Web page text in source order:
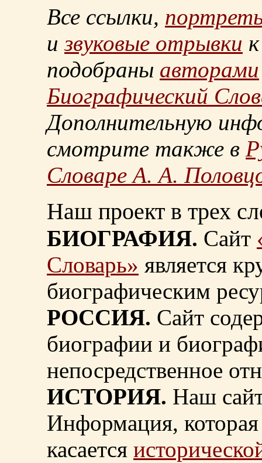
Все ссылки,
извуковые отрывки
подобраны авторами
Биографический
Дополнительную
смотрите также в
Словаре А. А.
Наш проект в трех
БИОГРАФИЯ. Сайт
Словарь» является
биографическим
РОССИЯ. Сайт
биографии и
непосредственное
ИСТОРИЯ. Наш
Информация, которая
касается